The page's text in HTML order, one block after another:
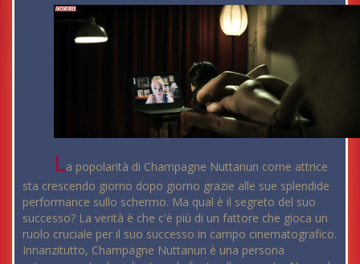
La popolarità di Champagne Nuttanun come attrice
sta crescendo giorno dopo giorno grazie alle sue splendide
performance sullo schermo. Ma qual è il segreto del suo
successo? La verità è che c'è più di un fattore che gioca un
ruolo cruciale per il suo successo in campo cinematografico.
Innanzitutto, Champagne Nuttanun è una persona